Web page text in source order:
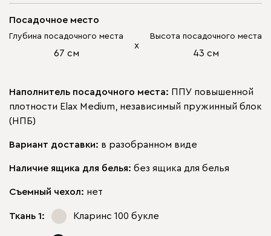
Посадочное место
Глубина посадочного места
67 см
х
Высота посадочного места
43 см
Наполнитель посадочного места: ППУ повышенной
плотности Elax Medium, независимый пружинный блок
(НПБ)
Вариант доставки: в разобранном виде
Наличие ящика для белья: без ящика для белья
Съемный чехол: нет
Ткань 1: Кларинс 100 букле